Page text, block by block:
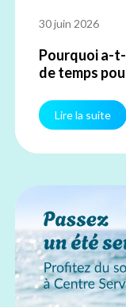
30 juin 2026
Pourquoi a-
de temps
Lire la suite